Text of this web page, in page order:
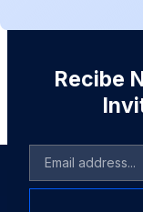
Recibe